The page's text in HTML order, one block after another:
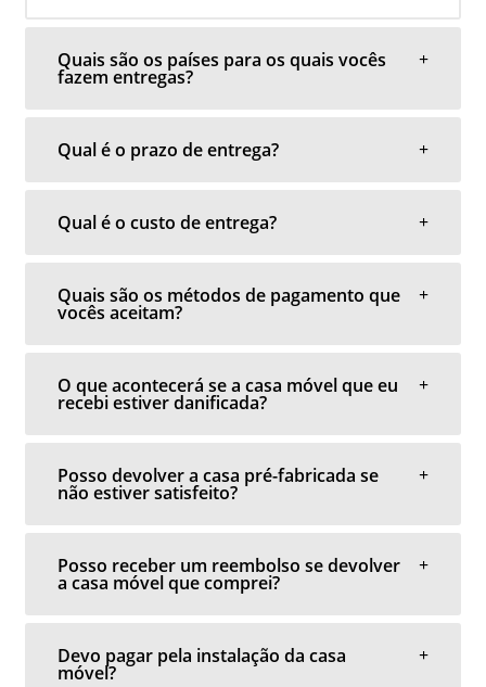
Quais são os países para os quais vocês
fazem entregas?
Qual é o prazo de entrega?
Qual é o custo de entrega?
Quais são os métodos de pagamento que
vocês aceitam?
O que acontecerá se a casa móvel que eu
recebi estiver danificada?
Posso devolver a casa pré-fabricada se
não estiver satisfeito?
Posso receber um reembolso se devolver
a casa móvel que comprei?
Devo pagar pela instalação da casa
móvel?